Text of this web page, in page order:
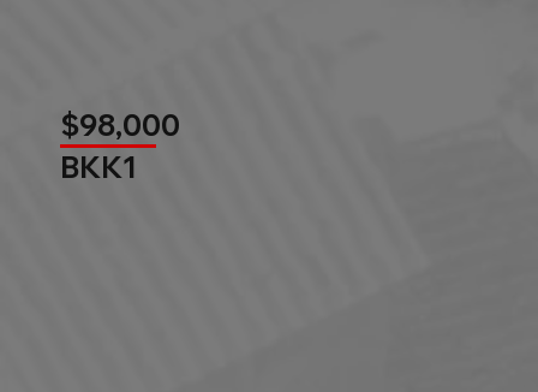
$98,000
BKK1